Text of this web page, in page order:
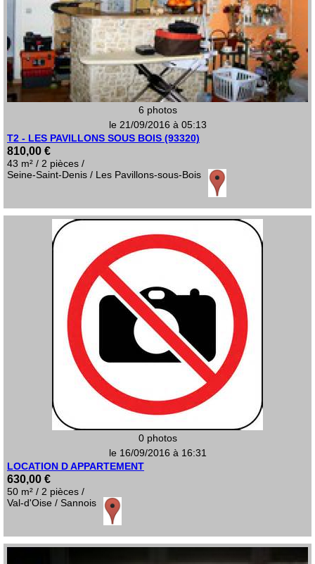
6 photos
le 21/09/2016 à 05:13
T2 - LES PAVILLONS SOUS BOIS (93320)
810,00 €
43 m² / 2 pièces /
Seine-Saint-Denis / Les Pavillons-sous-Bois
0 photos
le 16/09/2016 à 16:31
LOCATION D APPARTEMENT
630,00 €
50 m² / 2 pièces /
Val-d'Oise / Sannois